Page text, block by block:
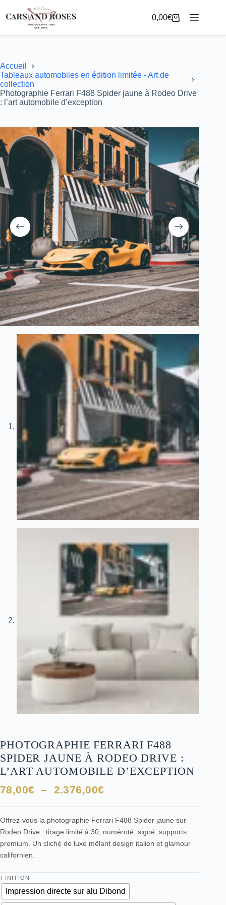
au
contenu
Panier
0,00€
Accueil
Tableaux automobiles en édition limitée - Art de
collection
Photographie Ferrari F488 Spider jaune à Rodeo Drive
: l’art automobile d’exception
PHOTOGRAPHIE FERRARI F488
SPIDER JAUNE À RODEO DRIVE :
L’ART AUTOMOBILE D’EXCEPTION
78,00€ – 2.376,00€Plage
78,00€
à
2.376,00€
Offrez-vous la photographie Ferrari F488 Spider jaune sur
Rodeo Drive : tirage limité à 30, numéroté, signé, supports
premium. Un cliché de luxe mêlant design italien et glamour
californien.
FINITION
Impression directe sur alu Dibond